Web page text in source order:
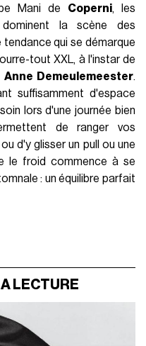
Mani de Coperni, les
la scène des
qui se démarque
tout XXL, à l'instar de
Anne Demeulemeester.
suffisamment d'espace
lors d'une journée bien
de ranger vos
d'y glisser un pull ou une
le froid commence à se
: un équilibre parfait
LECTURE